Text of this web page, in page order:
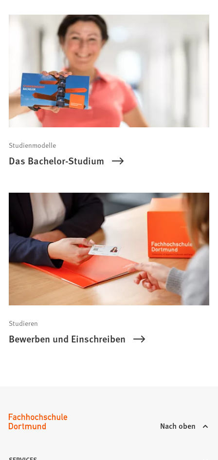
Studienmodelle
Das Bachelor-Studium
Studieren
Bewerben und Einschreiben
Nach oben